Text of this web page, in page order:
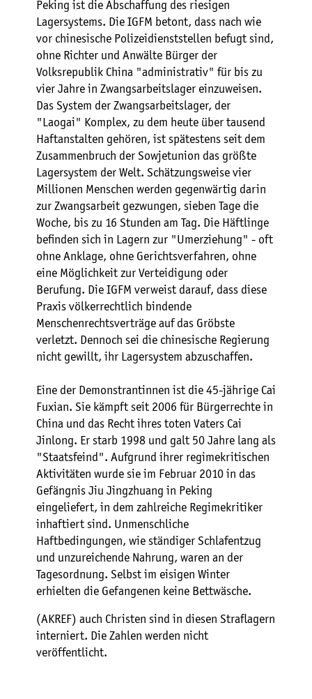
Peking ist die Abschaffung des riesigen
Lagersystems. Die IGFM betont, dass nach wie
vor chinesische Polizeidienststellen befugt sind,
ohne Richter und Anwälte Bürger der
Volksrepublik China "administrativ" für bis zu
vier Jahre in Zwangsarbeitslager einzuweisen.
Das System der Zwangsarbeitslager, der
"Laogai" Komplex, zu dem heute über tausend
Haftanstalten gehören, ist spätestens seit dem
Zusammenbruch der Sowjetunion das größte
Lagersystem der Welt. Schätzungsweise vier
Millionen Menschen werden gegenwärtig darin
zur Zwangsarbeit gezwungen, sieben Tage die
Woche, bis zu 16 Stunden am Tag. Die Häftlinge
befinden sich in Lagern zur "Umerziehung" - oft
ohne Anklage, ohne Gerichtsverfahren, ohne
eine Möglichkeit zur Verteidigung oder
Berufung. Die IGFM verweist darauf, dass diese
Praxis völkerrechtlich bindende
Menschenrechtsverträge auf das Gröbste
verletzt. Dennoch sei die chinesische Regierung
nicht gewillt, ihr Lagersystem abzuschaffen.
Eine der Demonstrantinnen ist die 45-jährige Cai
Fuxian. Sie kämpft seit 2006 für Bürgerrechte in
China und das Recht ihres toten Vaters Cai
Jinlong. Er starb 1998 und galt 50 Jahre lang als
"Staatsfeind". Aufgrund ihrer regimekritischen
Aktivitäten wurde sie im Februar 2010 in das
Gefängnis Jiu Jingzhuang in Peking
eingeliefert, in dem zahlreiche Regimekritiker
inhaftiert sind. Unmenschliche
Haftbedingungen, wie ständiger Schlafentzug
und unzureichende Nahrung, waren an der
Tagesordnung. Selbst im eisigen Winter
erhielten die Gefangenen keine Bettwäsche.
(AKREF) auch Christen sind in diesen Straflagern
interniert. Die Zahlen werden nicht
veröffentlicht.